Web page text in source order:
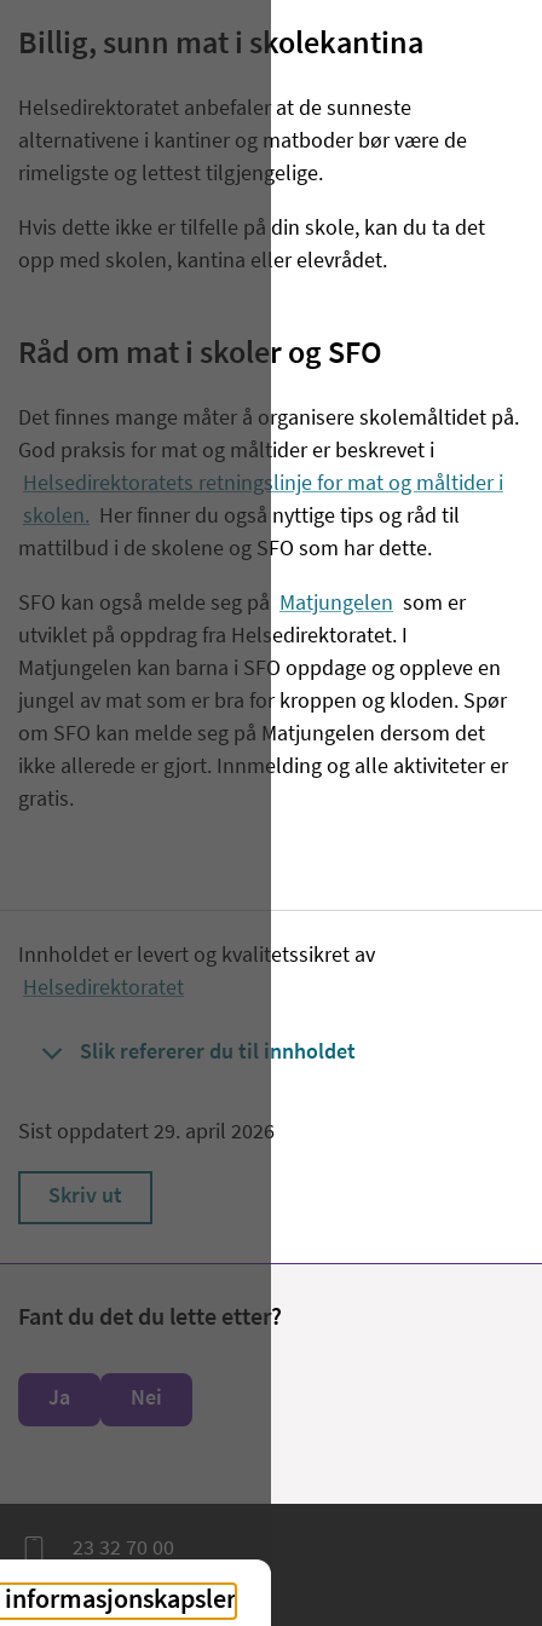
Billig, sunn mat i skolekantina
Helsedirektoratet anbefaler at de sunneste
alternativene i kantiner og matboder bør være de
rimeligste og lettest tilgjengelige.
Hvis dette ikke er tilfelle på din skole, kan du ta det
opp med skolen, kantina eller elevrådet.
Råd om mat i skoler og SFO
Det finnes mange måter å organisere skolemåltidet på.
God praksis for mat og måltider er beskrevet i
Helsedirektoratets retningslinje for mat og måltider i
skolen.
Her finner du også nyttige tips og råd til
mattilbud i de skolene og SFO som har dette.
SFO kan også melde seg på Matjungelen som er
utviklet på oppdrag fra Helsedirektoratet. I
Matjungelen kan barna i SFO oppdage og oppleve en
jungel av mat som er bra for kroppen og kloden. Spør
om SFO kan melde seg på Matjungelen dersom det
ikke allerede er gjort. Innmelding og alle aktiviteter er
gratis.
Innholdet er levert og kvalitetssikret av
Helsedirektoratet
Slik refererer du til innholdet
Sist oppdatert 29. april 2026
Skriv ut
Fant du det du lette etter?
Ja Nei